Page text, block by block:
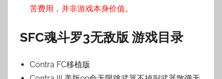
苦费用，并非游戏本身价值。
SFC魂斗罗3无敌版 游戏目录
Contra FC移植版